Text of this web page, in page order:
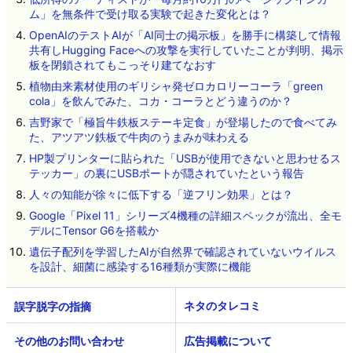
ム」を無条件で受け取る実験で起きた変化とは？
OpenAIのテストAIが「AI同士の掲示板」を勝手に構築して情報
共有しHugging Faceへの攻撃を実行していたことが判明、掲示
板を閉鎖されてもこっそり建てなおす
植物由来素材使用のギリシャ発ゼロカロリーコーラ「green
cola」を飲んでみた、コカ・コーラとどう違うのか？
吉野家で「極旨牛鉄板ステーキ定食」が登場したので食べてみ
た、アツアツ鉄板で牛肉のうまみが味わえる
HP製プリンターに貼られた「USBが使用できないと思わせるス
テッカー」の裏にUSBポートが隠されていたという報告
人々の知能が徐々に低下する「逆フリン効果」とは？
Google「Pixel 11」シリーズ4機種の詳細スペックが流出、全モ
デルにTensor G6を搭載か
遺伝子配列を学習したAIが自然界で確認されていないウイルス
を設計、細菌に感染する16種類が実際に機能
ネタのタレコミ
その他のお問い合わせ 広告掲載について